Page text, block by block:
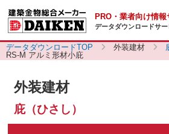
PRO・業者向け情報
データダウンロードサー
データダウンロードTOP 外装建材
RS-M アルミ形材小庇
外装建材
庇（ひさし）